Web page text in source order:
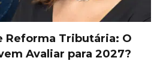
Reforma Tributária: O
Avaliar para 2027?